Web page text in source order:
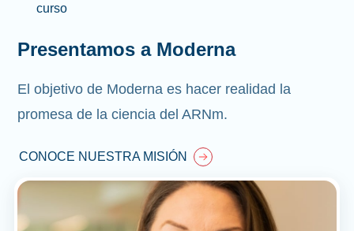
curso
Presentamos a Moderna
El objetivo de Moderna es hacer realidad la
promesa de la ciencia del ARNm.
CONOCE NUESTRA MISIÓN